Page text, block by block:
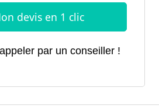
par un conseiller !